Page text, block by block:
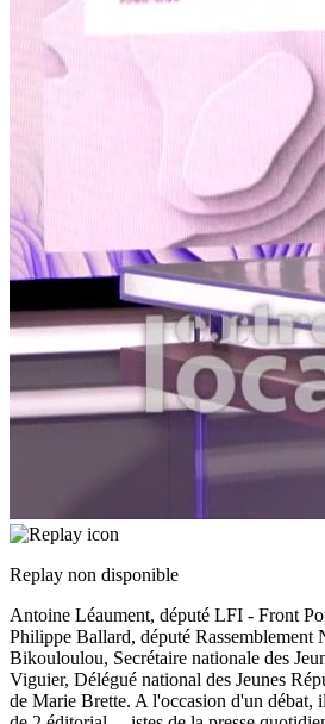
Replay non disponible
Antoine Léaument, député LFI - Front
Philippe Ballard, député Rassemblement
Bikouloulou, Secrétaire nationale des
Viguier, Délégué national des Jeunes
de Marie Brette. A l'occasion d'un débat,